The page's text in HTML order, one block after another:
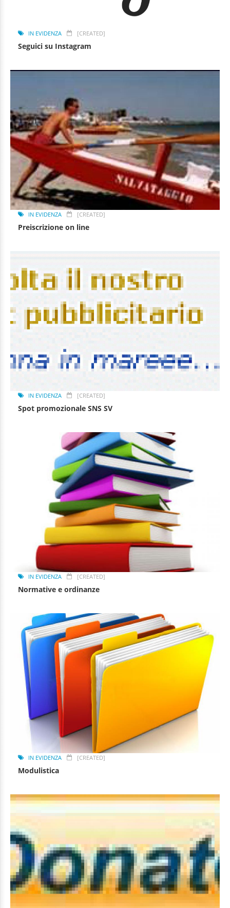
IN EVIDENZA [CREATED]
Seguici su Instagram
IN EVIDENZA [CREATED]
Preiscrizione on line
IN EVIDENZA [CREATED]
Spot promozionale SNS SV
IN EVIDENZA [CREATED]
Normative e ordinanze
IN EVIDENZA [CREATED]
Modulistica